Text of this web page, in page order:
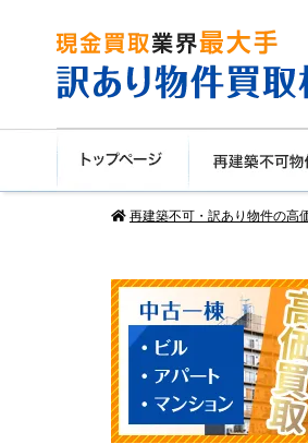
再建築不可・訳あり物件の高